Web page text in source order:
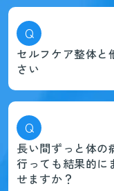
Q
セルフケア整体と
さい
Q
長い間ずっと体の
行っても結果的に
せますか？